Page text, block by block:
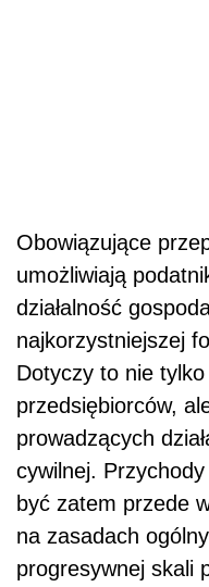
Obowiązujące
umożliwiają
działalność
najkorzystniejszej
Dotyczy to nie
przedsiębiorców,
prowadzących
cywilnej.
być zatem przede
na zasadach
progresywnej skali